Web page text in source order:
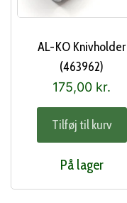
AL-KO Knivholder
(463962)
175,00 kr.
Tilføj til kurv
På lager